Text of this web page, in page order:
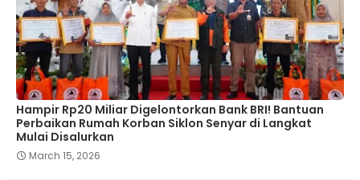
Hampir Rp20 Miliar Digelontorkan Bank BRI! Bantuan
Perbaikan Rumah Korban Siklon Senyar di Langkat
Mulai Disalurkan
March 15, 2026